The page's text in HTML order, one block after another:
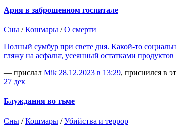
Ария в заброшенном госпитале
Сны /Кошмары /О смерти
Полный сумбур при свете дня. Какой-то
гляжу на асфальт, усеянный остатками
— прислал Mik 28.12.2023 в 13:29, приснился в
27 дек
Блуждания во тьме
Сны /Кошмары /Убийства и террор